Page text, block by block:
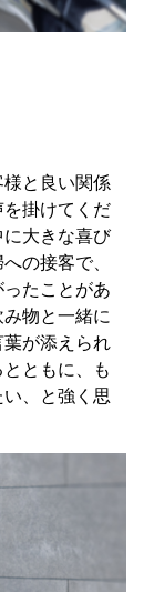
と良い関係
掛けてくだ
大きな喜び
の接客で、
たことがあ
物と一緒に
が添えられ
ともに、も
、と強く思